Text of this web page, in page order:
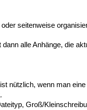
seitenweise
alle Anhänge, die
nützlich, wenn man
Groß/